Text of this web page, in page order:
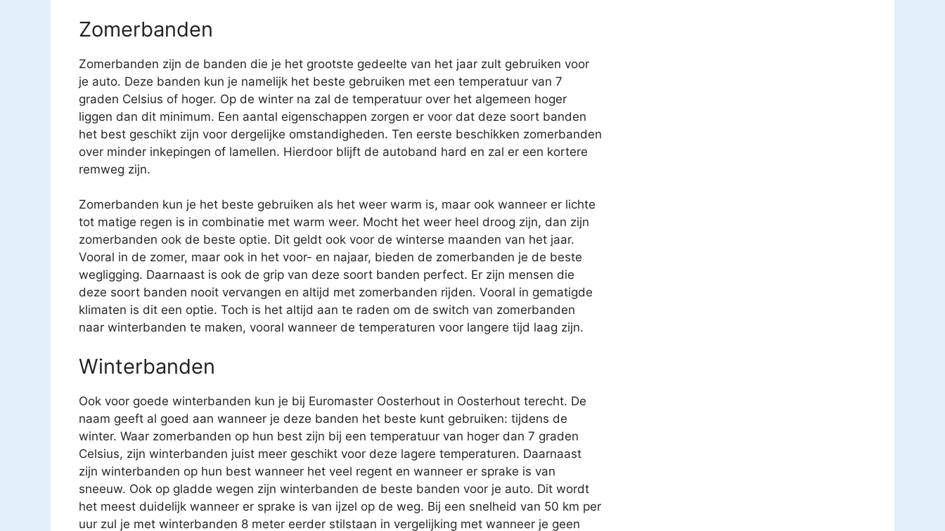
Zomerbanden
Zomerbanden zijn de banden die je het grootste gedeelte van het jaar zult gebruiken voor
je auto. Deze banden kun je namelijk het beste gebruiken met een temperatuur van 7
graden Celsius of hoger. Op de winter na zal de temperatuur over het algemeen hoger
liggen dan dit minimum. Een aantal eigenschappen zorgen er voor dat deze soort banden
het best geschikt zijn voor dergelijke omstandigheden. Ten eerste beschikken zomerbanden
over minder inkepingen of lamellen. Hierdoor blijft de autoband hard en zal er een kortere
remweg zijn.
Zomerbanden kun je het beste gebruiken als het weer warm is, maar ook wanneer er lichte
tot matige regen is in combinatie met warm weer. Mocht het weer heel droog zijn, dan zijn
zomerbanden ook de beste optie. Dit geldt ook voor de winterse maanden van het jaar.
Vooral in de zomer, maar ook in het voor- en najaar, bieden de zomerbanden je de beste
wegligging. Daarnaast is ook de grip van deze soort banden perfect. Er zijn mensen die
deze soort banden nooit vervangen en altijd met zomerbanden rijden. Vooral in gematigde
klimaten is dit een optie. Toch is het altijd aan te raden om de switch van zomerbanden
naar winterbanden te maken, vooral wanneer de temperaturen voor langere tijd laag zijn.
Winterbanden
Ook voor goede winterbanden kun je bij Euromaster Oosterhout in Oosterhout terecht. De
naam geeft al goed aan wanneer je deze banden het beste kunt gebruiken: tijdens de
winter. Waar zomerbanden op hun best zijn bij een temperatuur van hoger dan 7 graden
Celsius, zijn winterbanden juist meer geschikt voor deze lagere temperaturen. Daarnaast
zijn winterbanden op hun best wanneer het veel regent en wanneer er sprake is van
sneeuw. Ook op gladde wegen zijn winterbanden de beste banden voor je auto. Dit wordt
het meest duidelijk wanneer er sprake is van ijzel op de weg. Bij een snelheid van 50 km per
uur zul je met winterbanden 8 meter eerder stilstaan in vergelijking met wanneer je geen